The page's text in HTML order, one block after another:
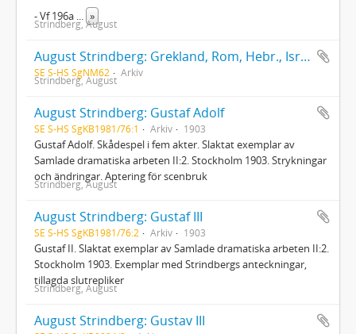
- Vf 196a
»
Strindberg, August
August Strindberg: Grekland, Rom, Hebr., Israels stammar
SE S-HS SgNM62 Arkiv
Strindberg, August
August Strindberg: Gustaf Adolf
SE S-HS SgKB1981/76:1 Arkiv 1903
Gustaf Adolf. Skådespel i fem akter. Slaktat exemplar av
Samlade dramatiska arbeten II:2. Stockholm 1903. Strykningar
och ändringar. Aptering för scenbruk
Strindberg, August
August Strindberg: Gustaf III
SE S-HS SgKB1981/76:2 Arkiv 1903
Gustaf II. Slaktat exemplar av Samlade dramatiska arbeten II:2.
Stockholm 1903. Exemplar med Strindbergs anteckningar,
tillagda slutrepliker
Strindberg, August
August Strindberg: Gustav III